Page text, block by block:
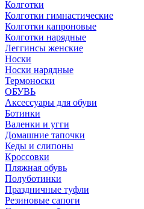
Колготки
Колготки гимнастические
Колготки капроновые
Колготки нарядные
Леггинсы женские
Носки
Носки нарядные
Термоноски
ОБУВЬ
Аксессуары для обуви
Ботинки
Валенки и угги
Домашние тапочки
Кеды и слипоны
Кроссовки
Пляжная обувь
Полуботинки
Праздничные туфли
Резиновые сапоги